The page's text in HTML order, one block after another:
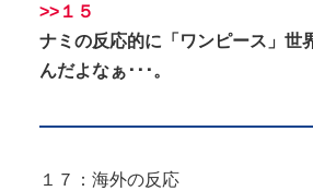
>>１５
ナミの反応的に「ワンピース」世
んだよなぁ･･･。
１７：海外の反応